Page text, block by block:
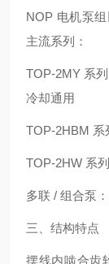
NOP 电机泵
主流系列：
TOP-2MY 系
冷却通用
TOP-2HBM 系
TOP-2HW 系
多联 / 组合泵
三、结构特点
摆线内啮合齿